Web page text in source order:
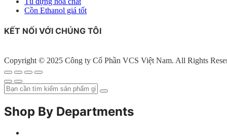
Cồn Ethanol giá tốt
KẾT NỐI VỚI CHÚNG TÔI
Copyright © 2025 Công ty Cổ Phần VCS Việt Nam. All Rights
Shop By Departments